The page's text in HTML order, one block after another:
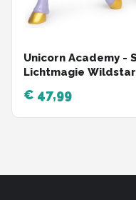
Unicorn Academy -
Lichtmagie
Eenhoorn met licht
€ 47,99